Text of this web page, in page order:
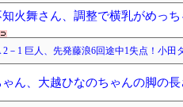
知火舞さん、調整で横乳がめっ
2－1 巨人、先発藤浪6回途中1失点！小
ん、大越ひなのちゃんの脚の長